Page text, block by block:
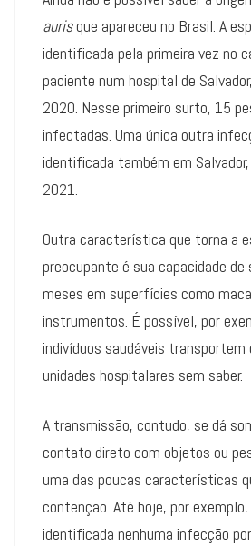
aurisque apareceu no Brasil. A
identificada pela primeira vez no
paciente num hospital de
2020. Nesse primeiro surto, 15
infectadas. Uma única outra
identificada também em
2021.
Outra característica que torna a
preocupante é sua capacidade de
meses em superfícies como
instrumentos. É possível, por
indivíduos saudáveis
unidades hospitalares sem saber.
A transmissão, contudo, se dá
contato direto com objetos ou
uma das poucas características
contenção. Até hoje, por
identificada nenhuma infecção por